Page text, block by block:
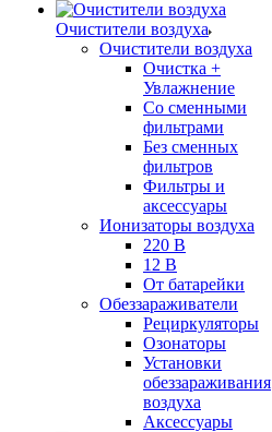
Очистители воздуха
Очистители воздуха
Очистка +
Увлажнение
Cо сменными
фильтрами
Без сменных
фильтров
Фильтры и
аксессуары
Ионизаторы воздуха
220 В
12 В
От батарейки
Обеззараживатели
Рециркуляторы
Озонаторы
Установки
обеззараживания
воздуха
Аксессуары